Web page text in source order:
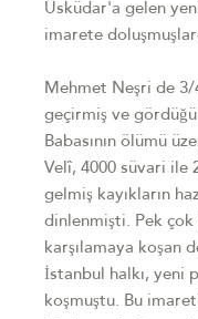
Üsküdar'a gelen
imarete
Mehmet Neşri de 3/
geçirmiş ve gördüğü
Babasının ölümü
Velî, 4000 süvari ile
gelmiş kayıkların
dinlenmişti. Pek çok
karşılamaya koşan
İstanbul halkı, yeni
koşmuştu. Bu